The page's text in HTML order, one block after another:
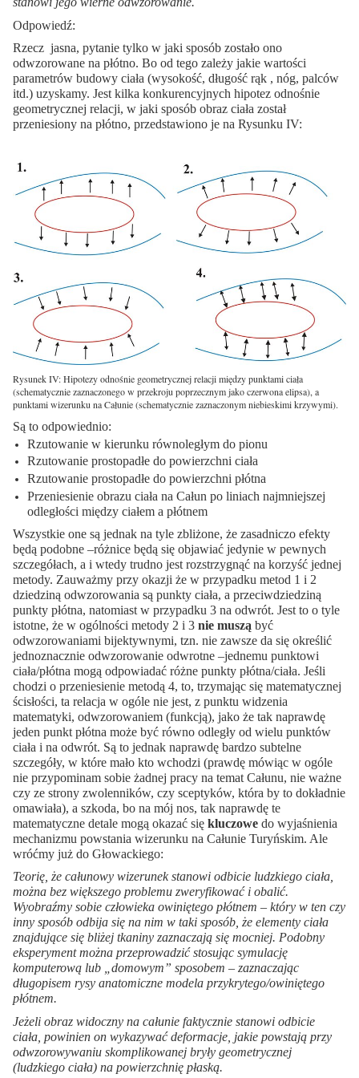
Odpowiedź:
Rzecz jasna, pytanie tylko w jaki sposób zostało ono
odwzorowane na płótno. Bo od tego zależy jakie wartości
parametrów budowy ciała (wysokość, długość rąk , nóg, palców
itd.) uzyskamy. Jest kilka konkurencyjnych hipotez odnośnie
geometrycznej relacji, w jaki sposób obraz ciała został
przeniesiony na płótno, przedstawiono je na Rysunku IV:
Rysunek IV: Hipotezy odnośnie geometrycznej relacji między punktami ciała
(schematycznie zaznaczonego w przekroju poprzecznym jako czerwona elipsa), a
punktami wizerunku na Całunie (schematycznie zaznaczonym niebieskimi krzywymi).
Są to odpowiednio:
Rzutowanie w kierunku równoległym do pionu
Rzutowanie prostopadłe do powierzchni ciała
Rzutowanie prostopadłe do powierzchni płótna
Przeniesienie obrazu ciała na Całun po liniach najmniejszej
odległości między ciałem a płótnem
Wszystkie one są jednak na tyle zbliżone, że zasadniczo efekty
będą podobne –różnice będą się objawiać jedynie w pewnych
szczegółach, a i wtedy trudno jest rozstrzygnąć na korzyść jednej
metody. Zauważmy przy okazji że w przypadku metod 1 i 2
dziedziną odwzorowania są punkty ciała, a przeciwdziedziną
punkty płótna, natomiast w przypadku 3 na odwrót. Jest to o tyle
istotne, że w ogólności metody 2 i 3nie muszą być
odwzorowaniami bijektywnymi, tzn. nie zawsze da się określić
jednoznacznie odwzorowanie odwrotne –jednemu punktowi
ciała/płótna mogą odpowiadać różne punkty płótna/ciała. Jeśli
chodzi o przeniesienie metodą 4, to, trzymając się matematycznej
ścisłości, ta relacja w ogóle nie jest, z punktu widzenia
matematyki, odwzorowaniem (funkcją), jako że tak naprawdę
jeden punkt płótna może być równo odległy od wielu punktów
ciała i na odwrót. Są to jednak naprawdę bardzo subtelne
szczegóły, w które mało kto wchodzi (prawdę mówiąc w ogóle
nie przypominam sobie żadnej pracy na temat Całunu, nie ważne
czy ze strony zwolenników, czy sceptyków, która by to dokładnie
omawiała), a szkoda, bo na mój nos, tak naprawdę te
matematyczne detale mogą okazać siękluczowe do wyjaśnienia
mechanizmu powstania wizerunku na Całunie Turyńskim. Ale
wróćmy już do Głowackiego:
Teorię, że całunowy wizerunek stanowi odbicie ludzkiego ciała,
można bez większego problemu zweryfikować i obalić.
Wyobraźmy sobie człowieka owiniętego płótnem – który w ten czy
inny sposób odbija się na nim w taki sposób, że elementy ciała
znajdujące się bliżej tkaniny zaznaczają się mocniej. Podobny
eksperyment można przeprowadzić stosując symulację
komputerową lub „domowym” sposobem – zaznaczając
długopisem rysy anatomiczne modela przykrytego/owiniętego
płótnem.
Jeżeli obraz widoczny na całunie faktycznie stanowi odbicie
ciała, powinien on wykazywać deformacje, jakie powstają przy
odwzorowywaniu skomplikowanej bryły geometrycznej
(ludzkiego ciała) na powierzchnię płaską.